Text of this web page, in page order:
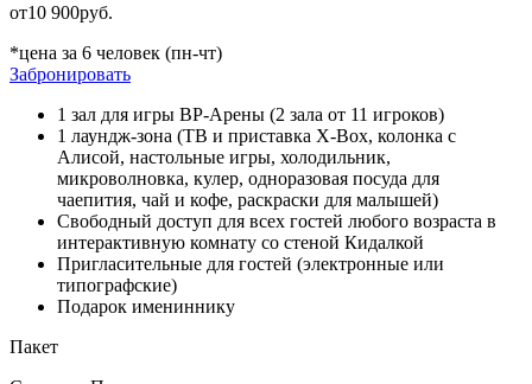
от10 900руб.
*цена за 6 человек (пн-чт)
Забронировать
1 зал для игры ВР-Арены (2 зала от 11 игроков)
1 лаундж-зона (ТВ и приставка X-Box, колонка с
Алисой, настольные игры, холодильник,
микроволновка, кулер, одноразовая посуда для
чаепития, чай и кофе, раскраски для малышей)
Свободный доступ для всех гостей любого возраста в
интерактивную комнату со стеной Кидалкой
Пригласительные для гостей (электронные или
типографские)
Подарок имениннику
Пакет